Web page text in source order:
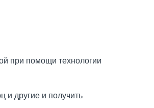
при помощи технологии
и другие и получить